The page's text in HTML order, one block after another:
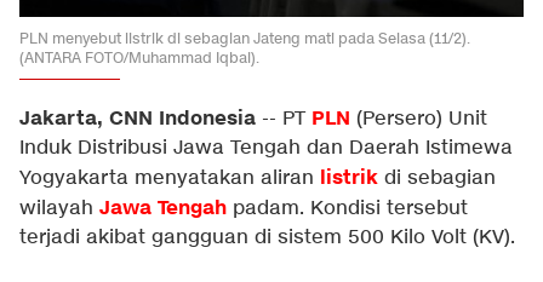
PLN menyebut listrik di sebagian Jateng mati pada Selasa (11/2).
(ANTARA FOTO/Muhammad Iqbal).
Jakarta, CNN Indonesia -- PT PLN (Persero) Unit
Induk Distribusi Jawa Tengah dan Daerah Istimewa
Yogyakarta menyatakan aliran listrik di sebagian
wilayah Jawa Tengah padam. Kondisi tersebut
terjadi akibat gangguan di sistem 500 Kilo Volt (KV).